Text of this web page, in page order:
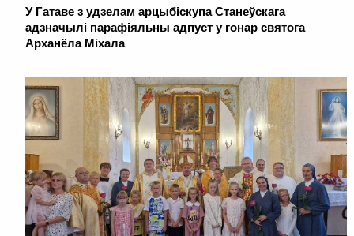
У Гатаве з удзелам арцыбіскупа Станеўскага
адзначылі парафіяльны адпуст у гонар святога
Арханёла Міхала